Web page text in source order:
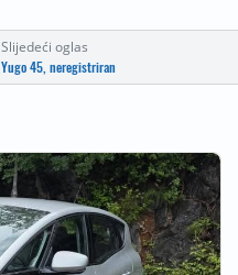
Slijedeći oglas
Yugo 45, neregistriran